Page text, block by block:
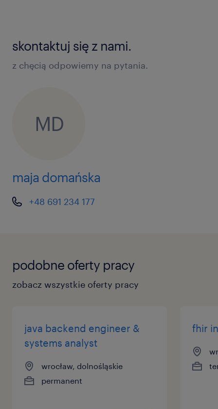
skontaktuj się z nami.
z chęcią odpowiemy na pytania.
MD
maja domańska
+48 691 234 177
podobne oferty pracy
zobacz wszystkie oferty pracy
java backend engineer &
systems analyst
wrocław, dolnośląskie
permanent
fhir